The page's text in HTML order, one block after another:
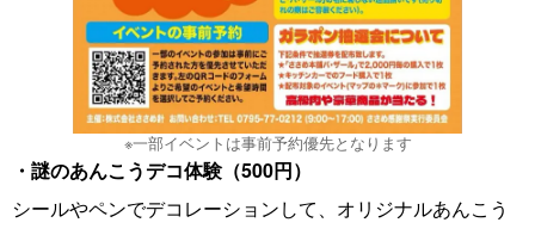
※一部イベントは事前予約優先となります
・謎のあんこうデコ体験（500円）
シールやペンでデコレーションして、オリジナルあんこう